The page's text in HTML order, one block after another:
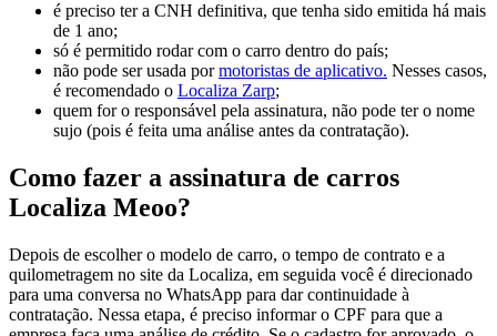
é preciso ter a CNH definitiva, que tenha sido emitida há mais
de 1 ano;
só é permitido rodar com o carro dentro do país;
não pode ser usada pormotoristas de aplicativo. Nesses casos,
é recomendado o Localiza Zarp;
quem for o responsável pela assinatura, não pode ter o nome
sujo (pois é feita uma análise antes da contratação).
Como fazer a assinatura de carros
Localiza Meoo?
Depois de escolher o modelo de carro, o tempo de contrato e a
quilometragem no site da Localiza, em seguida você é direcionado
para uma conversa no WhatsApp para dar continuidade à
contratação. Nessa etapa, é preciso informar o CPF para que a